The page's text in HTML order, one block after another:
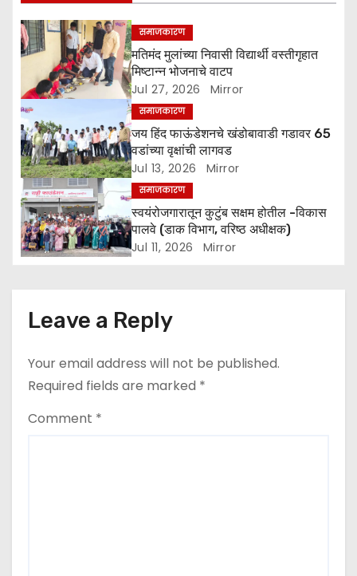
g
a
t
i
o
n
समाजकारण
मतिमंद मुलांच्या निवासी विद्यार्थी वस्तीगृहात
मिष्टान्न भोजनाचे वाटप
Jul 27, 2026 Mirror
समाजकारण
जय हिंद फाऊंडेशनचे खंडोबावाडी गडावर 65
वडांच्या वृक्षांची लागवड
Jul 13, 2026 Mirror
समाजकारण
स्वयंरोजगारातून कुटुंब सक्षम होतील -विकास
पालवे (डाक विभाग, वरिष्ठ अधीक्षक)
Jul 11, 2026 Mirror
Leave a Reply
Your email address will not be published.
Required fields are marked *
Comment *